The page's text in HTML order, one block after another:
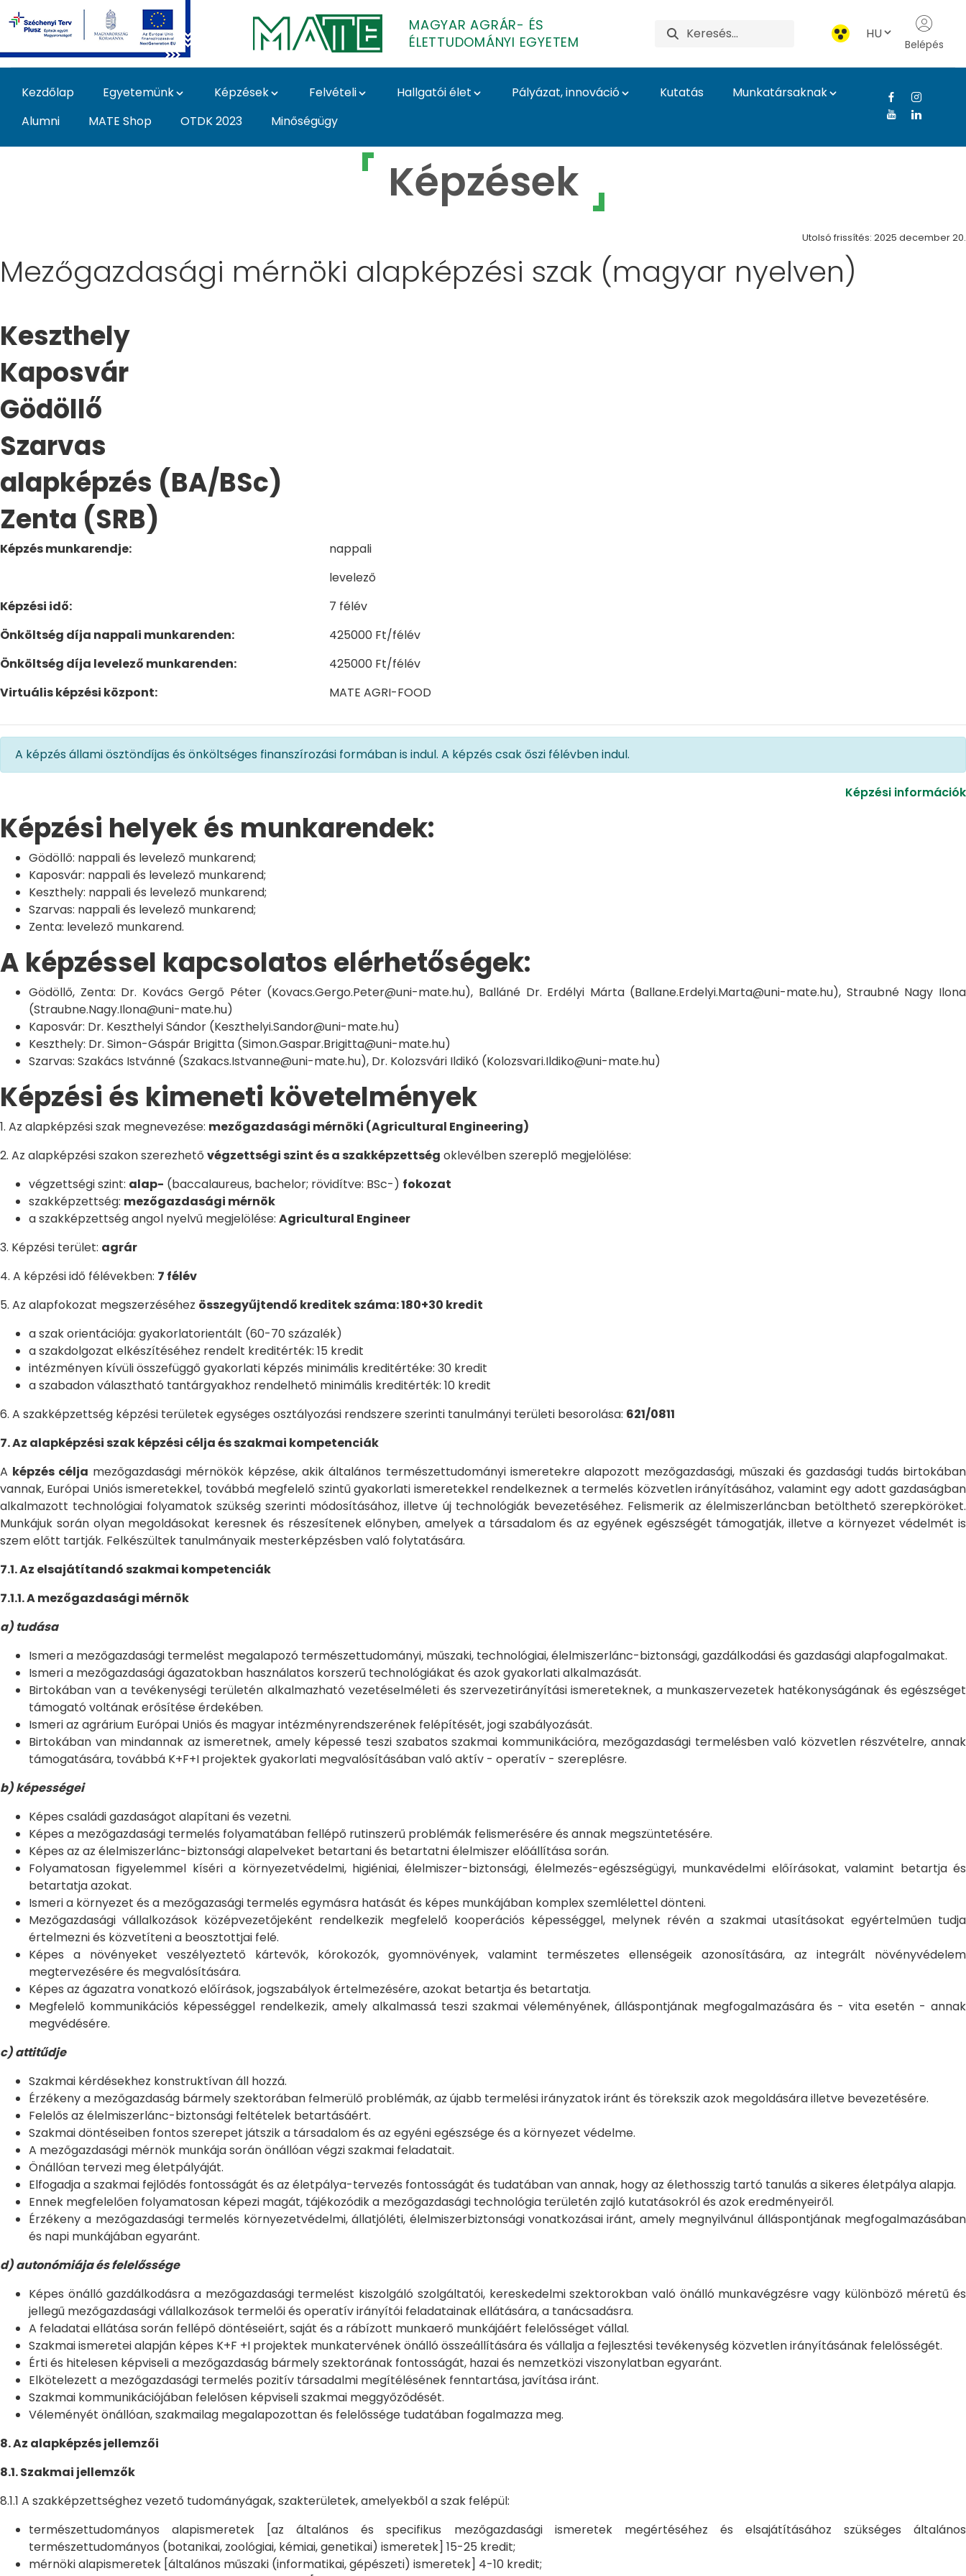
Ugrás a fő tartalomhoz
MAGYAR AGRÁR- ÉS
ÉLETTUDOMÁNYI EGYETEM
HU
Belépés
Kezdőlap Egyetemünk Képzések Felvételi Hallgatói élet Pályázat, innováció Kutatás
Munkatársaknak
Alumni
MATE Shop OTDK 2023 Minőségügy
Képzés - Magyar Agrár- és Élettudományi Egyetem
Képzések
Utolsó frissítés: 2025 december 20.
Mezőgazdasági mérnöki alapképzési szak (magyar nyelven)
Keszthely
Kaposvár
Gödöllő
Szarvas
alapképzés (BA/BSc)
Zenta (SRB)
Képzés munkarendje:
nappali
levelező
Képzési idő:
7 félév
Önköltség díja nappali munkarenden:
425000 Ft/félév
Önköltség díja levelező munkarenden:
425000 Ft/félév
Virtuális képzési központ:
MATE AGRI-FOOD
A képzés állami ösztöndíjas és önköltséges finanszírozási formában is indul. A képzés csak őszi félévben indul.
Képzési információk
Képzési helyek és munkarendek:
Gödöllő: nappali és levelező munkarend;
Kaposvár: nappali és levelező munkarend;
Keszthely: nappali és levelező munkarend;
Szarvas: nappali és levelező munkarend;
Zenta: levelező munkarend.
A képzéssel kapcsolatos elérhetőségek:
Gödöllő, Zenta: Dr. Kovács Gergő Péter (Kovacs.Gergo.Peter@uni-mate.hu), Balláné Dr. Erdélyi Márta (Ballane.Erdelyi.Marta@uni-mate.hu), Straubné Nagy Ilona
(Straubne.Nagy.Ilona@uni-mate.hu)
Kaposvár: Dr. Keszthelyi Sándor (Keszthelyi.Sandor@uni-mate.hu)
Keszthely: Dr. Simon-Gáspár Brigitta (Simon.Gaspar.Brigitta@uni-mate.hu)
Szarvas: Szakács Istvánné (Szakacs.Istvanne@uni-mate.hu), Dr. Kolozsvári Ildikó (Kolozsvari.Ildiko@uni-mate.hu)
Képzési és kimeneti követelmények
1. Az alapképzési szak megnevezése: mezőgazdasági mérnöki (Agricultural Engineering)
2. Az alapképzési szakon szerezhető végzettségi szint és a szakképzettség oklevélben szereplő megjelölése:
végzettségi szint: alap- (baccalaureus, bachelor; rövidítve: BSc-) fokozat
szakképzettség: mezőgazdasági mérnök
a szakképzettség angol nyelvű megjelölése: Agricultural Engineer
3. Képzési terület: agrár
4. A képzési idő félévekben: 7 félév
5. Az alapfokozat megszerzéséhez összegyűjtendő kreditek száma: 180+30 kredit
a szak orientációja: gyakorlatorientált (60-70 százalék)
a szakdolgozat elkészítéséhez rendelt kreditérték: 15 kredit
intézményen kívüli összefüggő gyakorlati képzés minimális kreditértéke: 30 kredit
a szabadon választható tantárgyakhoz rendelhető minimális kreditérték: 10 kredit
6. A szakképzettség képzési területek egységes osztályozási rendszere szerinti tanulmányi területi besorolása: 621/0811
7. Az alapképzési szak képzési célja és szakmai kompetenciák
A képzés célja mezőgazdasági mérnökök képzése, akik általános természettudományi ismeretekre alapozott mezőgazdasági, műszaki és gazdasági tudás birtokában
vannak, Európai Uniós ismeretekkel, továbbá megfelelő szintű gyakorlati ismeretekkel rendelkeznek a termelés közvetlen irányításához, valamint egy adott gazdaságban
alkalmazott technológiai folyamatok szükség szerinti módosításához, illetve új technológiák bevezetéséhez. Felismerik az élelmiszerláncban betölthető szerepköröket.
Munkájuk során olyan megoldásokat keresnek és részesítenek előnyben, amelyek a társadalom és az egyének egészségét támogatják, illetve a környezet védelmét is
szem előtt tartják. Felkészültek tanulmányaik mesterképzésben való folytatására.
7.1. Az elsajátítandó szakmai kompetenciák
7.1.1. A mezőgazdasági mérnök
a) tudása
Ismeri a mezőgazdasági termelést megalapozó természettudományi, műszaki, technológiai, élelmiszerlánc-biztonsági, gazdálkodási és gazdasági alapfogalmakat.
Ismeri a mezőgazdasági ágazatokban használatos korszerű technológiákat és azok gyakorlati alkalmazását.
Birtokában van a tevékenységi területén alkalmazható vezetéselméleti és szervezetirányítási ismereteknek, a munkaszervezetek hatékonyságának és egészséget
támogató voltának erősítése érdekében.
Ismeri az agrárium Európai Uniós és magyar intézményrendszerének felépítését, jogi szabályozását.
Birtokában van mindannak az ismeretnek, amely képessé teszi szabatos szakmai kommunikációra, mezőgazdasági termelésben való közvetlen részvételre, annak
támogatására, továbbá K+F+I projektek gyakorlati megvalósításában való aktív - operatív - szereplésre.
b) képességei
Képes családi gazdaságot alapítani és vezetni.
Képes a mezőgazdasági termelés folyamatában fellépő rutinszerű problémák felismerésére és annak megszüntetésére.
Képes az az élelmiszerlánc-biztonsági alapelveket betartani és betartatni élelmiszer előállítása során.
Folyamatosan figyelemmel kíséri a környezetvédelmi, higiéniai, élelmiszer-biztonsági, élelmezés-egészségügyi, munkavédelmi előírásokat, valamint betartja és
betartatja azokat.
Ismeri a környezet és a mezőgazasági termelés egymásra hatását és képes munkájában komplex szemlélettel dönteni.
Mezőgazdasági vállalkozások középvezetőjeként rendelkezik megfelelő kooperációs képességgel, melynek révén a szakmai utasításokat egyértelműen tudja
értelmezni és közvetíteni a beosztottjai felé.
Képes a növényeket veszélyeztető kártevők, kórokozók, gyomnövények, valamint természetes ellenségeik azonosítására, az integrált növényvédelem
megtervezésére és megvalósítására.
Képes az ágazatra vonatkozó előírások, jogszabályok értelmezésére, azokat betartja és betartatja.
Megfelelő kommunikációs képességgel rendelkezik, amely alkalmassá teszi szakmai véleményének, álláspontjának megfogalmazására és - vita esetén - annak
megvédésére.
c) attitűdje
Szakmai kérdésekhez konstruktívan áll hozzá.
Érzékeny a mezőgazdaság bármely szektorában felmerülő problémák, az újabb termelési irányzatok iránt és törekszik azok megoldására illetve bevezetésére.
Felelős az élelmiszerlánc-biztonsági feltételek betartásáért.
Szakmai döntéseiben fontos szerepet játszik a társadalom és az egyéni egészsége és a környezet védelme.
A mezőgazdasági mérnök munkája során önállóan végzi szakmai feladatait.
Önállóan tervezi meg életpályáját.
Elfogadja a szakmai fejlődés fontosságát és az életpálya-tervezés fontosságát és tudatában van annak, hogy az élethosszig tartó tanulás a sikeres életpálya alapja.
Ennek megfelelően folyamatosan képezi magát, tájékozódik a mezőgazdasági technológia területén zajló kutatásokról és azok eredményeiről.
Érzékeny a mezőgazdasági termelés környezetvédelmi, állatjóléti, élelmiszerbiztonsági vonatkozásai iránt, amely megnyilvánul álláspontjának megfogalmazásában
és napi munkájában egyaránt.
d) autonómiája és felelőssége
Képes önálló gazdálkodásra a mezőgazdasági termelést kiszolgáló szolgáltatói, kereskedelmi szektorokban való önálló munkavégzésre vagy különböző méretű és
jellegű mezőgazdasági vállalkozások termelői és operatív irányítói feladatainak ellátására, a tanácsadásra.
A feladatai ellátása során fellépő döntéseiért, saját és a rábízott munkaerő munkájáért felelősséget vállal.
Szakmai ismeretei alapján képes K+F +I projektek munkatervének önálló összeállítására és vállalja a fejlesztési tevékenység közvetlen irányításának felelősségét.
Érti és hitelesen képviseli a mezőgazdaság bármely szektorának fontosságát, hazai és nemzetközi viszonylatban egyaránt.
Elkötelezett a mezőgazdasági termelés pozitív társadalmi megítélésének fenntartása, javítása iránt.
Szakmai kommunikációjában felelősen képviseli szakmai meggyőződését.
Véleményét önállóan, szakmailag megalapozottan és felelőssége tudatában fogalmazza meg.
8. Az alapképzés jellemzői
8.1. Szakmai jellemzők
8.1.1 A szakképzettséghez vezető tudományágak, szakterületek, amelyekből a szak felépül:
természettudományos alapismeretek [az általános és specifikus mezőgazdasági ismeretek megértéséhez és elsajátításához szükséges általános
természettudományos (botanikai, zoológiai, kémiai, genetikai) ismeretek] 15-25 kredit;
mérnöki alapismeretek [általános műszaki (informatikai, gépészeti) ismeretek] 4-10 kredit;